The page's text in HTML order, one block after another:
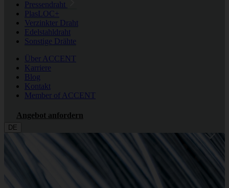
Pressendraht
PlasLOC+
Verzinkter Draht
Edelstahldraht
Sonstige Drähte
Über ACCENT
Karriere
Blog
Kontakt
Member of ACCENT
Angebot anfordern
DE